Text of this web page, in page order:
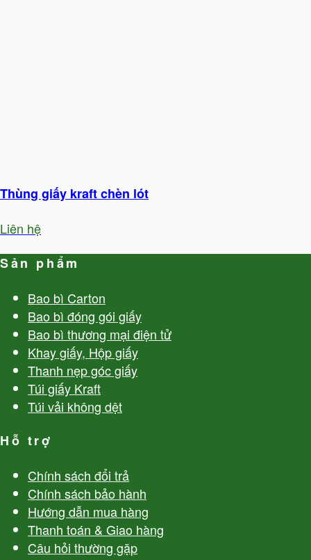
Thùng giấy kraft chèn lót
Liên hệ
Sản phẩm
Bao bì Carton
Bao bì đóng gói giấy
Bao bì thương mại điện tử
Khay giấy, Hộp giấy
Thanh nẹp góc giấy
Túi giấy Kraft
Túi vải không dệt
Hỗ trợ
Chính sách đổi trả
Chính sách bảo hành
Hướng dẫn mua hàng
Thanh toán & Giao hàng
Câu hỏi thường gặp